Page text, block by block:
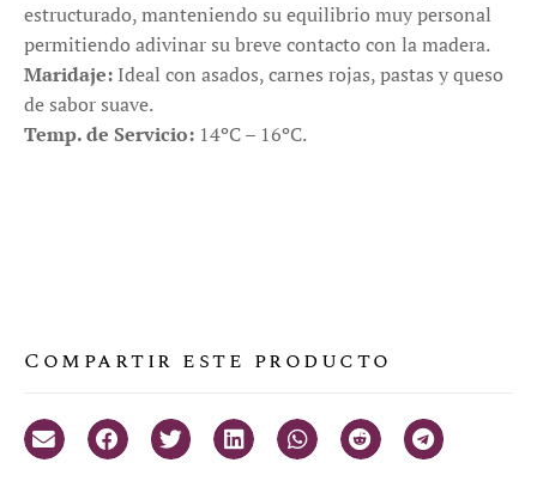
estructurado, manteniendo su equilibrio muy personal
permitiendo adivinar su breve contacto con la madera.
Maridaje: Ideal con asados, carnes rojas, pastas y queso
de sabor suave.
Temp. de Servicio: 14ºC – 16ºC.
Compartir este producto